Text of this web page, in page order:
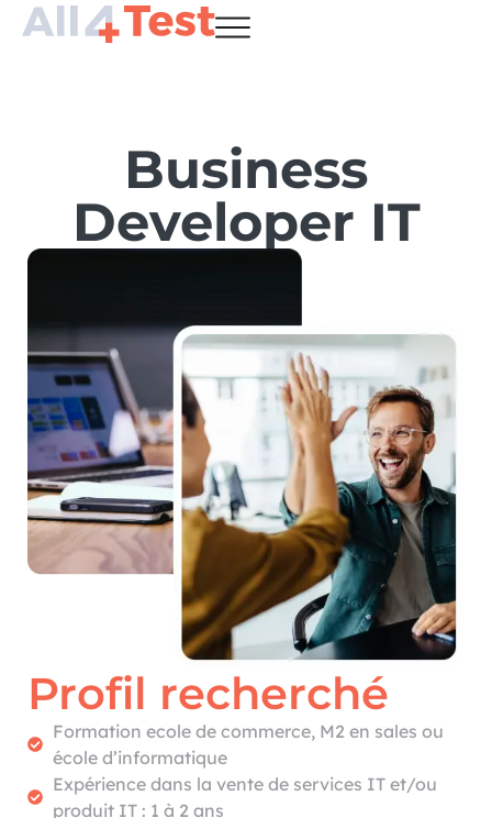
Business
Developer IT
Profil recherché
Formation ecole de commerce, M2 en sales ou
école d’informatique
Expérience dans la vente de services IT et/ou
produit IT : 1 à 2 ans